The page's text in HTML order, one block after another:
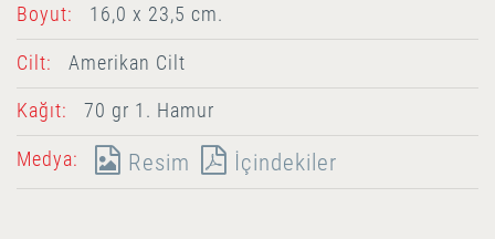
Boyut: 16,0 x 23,5 cm.
Cilt: Amerikan Cilt
Kağıt: 70 gr 1. Hamur
Medya: Resim İçindekiler